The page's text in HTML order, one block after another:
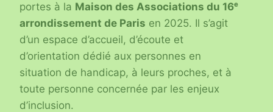
portes à la Maison des Associations du 16ᵉ
arrondissement de Paris en 2025. Il s’agit
d’un espace d’accueil, d’écoute et
d’orientation dédié aux personnes en
situation de handicap, à leurs proches, et à
toute personne concernée par les enjeux
d’inclusion.